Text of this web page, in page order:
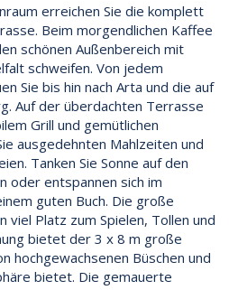
erreichen Sie die komplett
Beim morgendlichen Kaffee
schönen Außenbereich mit
schweifen. Von jedem
Sie bis hin nach Arta und die auf
Auf der überdachten Terrasse
Grill und gemütlichen
ausgedehnten Mahlzeiten und
Tanken Sie Sonne auf den
oder entspannen sich im
guten Buch. Die große
viel Platz zum Spielen, Tollen und
bietet der 3 x 8 m große
hochgewachsenen Büschen und
bietet. Die gemauerte